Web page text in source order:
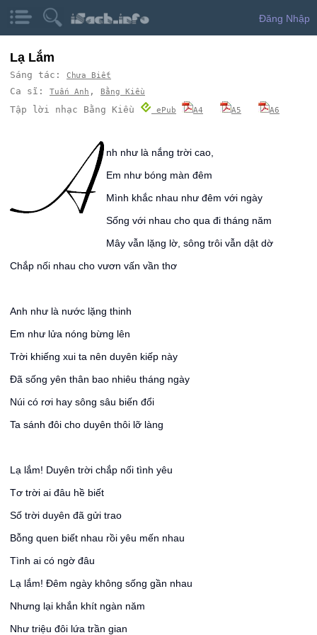
Đăng Nhập
Lạ Lắm
Sáng tác: Chưa Biết
Ca sĩ: Tuấn Anh , Bằng Kiều
Tập lời nhạc Bằng Kiều ePub A4 A5 A6
nh như là nắng trời cao,
Em như bóng màn đêm
Mình khắc nhau như đêm với ngày
Sống với nhau cho qua đi tháng năm
Mây vẫn lặng lờ, sông trôi vẫn dật dờ
Chắp nối nhau cho vươn vấn vần thơ
Anh như là nước lặng thinh
Em như lửa nóng bừng lên
Trời khiếng xui ta nên duyên kiếp này
Đã sống yên thân bao nhiêu tháng ngày
Núi có rơi hay sông sâu biến đổi
Ta sánh đôi cho duyên thôi lỡ làng
Lạ lắm! Duyên trời chắp nối tình yêu
Tơ trời ai đâu hề biết
Số trời duyên đã gửi trao
Bỗng quen biết nhau rồi yêu mến nhau
Tình ai có ngờ đâu
Lạ lắm! Đêm ngày không sống gần nhau
Nhưng lại khắn khít ngàn năm
Như triệu đôi lứa trần gian